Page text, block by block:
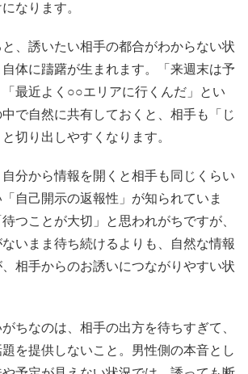
なります。
、誘いたい相手の都合がわからない状
体に躊躇が生まれます。「来週末は予
最近よく○○エリアに行くんだ」とい
で自然に共有しておくと、相手も「じ
切り出しやすくなります。
分から情報を開くと相手も同じくらい
自己開示の返報性」が知られていま
つことが大切」と思われがちですが、
いまま待ち続けるよりも、自然な情報
相手からのお誘いにつながりやすい状
ちなのは、相手の出方を待ちすぎて、
を提供しないこと。男性側の本音とし